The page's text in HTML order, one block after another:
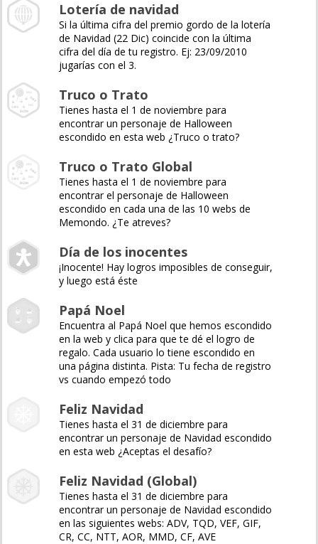
Lotería de navidad
Si la última cifra del premio gordo de la lotería
de Navidad (22 Dic) coincide con la última
cifra del día de tu registro. Ej: 23/09/2010
jugarías con el 3.
Truco o Trato
Tienes hasta el 1 de noviembre para
encontrar un personaje de Halloween
escondido en esta web ¿Truco o trato?
Truco o Trato Global
Tienes hasta el 1 de noviembre para
encontrar el personaje de Halloween
escondido en cada una de las 10 webs de
Memondo. ¿Te atreves?
Día de los inocentes
¡Inocente! Hay logros imposibles de conseguir,
y luego está éste
Papá Noel
Encuentra al Papá Noel que hemos escondido
en la web y clica para que te dé el logro de
regalo. Cada usuario lo tiene escondido en
una página distinta. Pista: Tu fecha de registro
vs cuando empezó todo
Feliz Navidad
Tienes hasta el 31 de diciembre para
encontrar un personaje de Navidad escondido
en esta web ¿Aceptas el desafío?
Feliz Navidad (Global)
Tienes hasta el 31 de diciembre para
encontrar un personaje de Navidad escondido
en las siguientes webs: ADV, TQD, VEF, GIF,
CR, CC, NTT, AOR, MMD, CF, AVE